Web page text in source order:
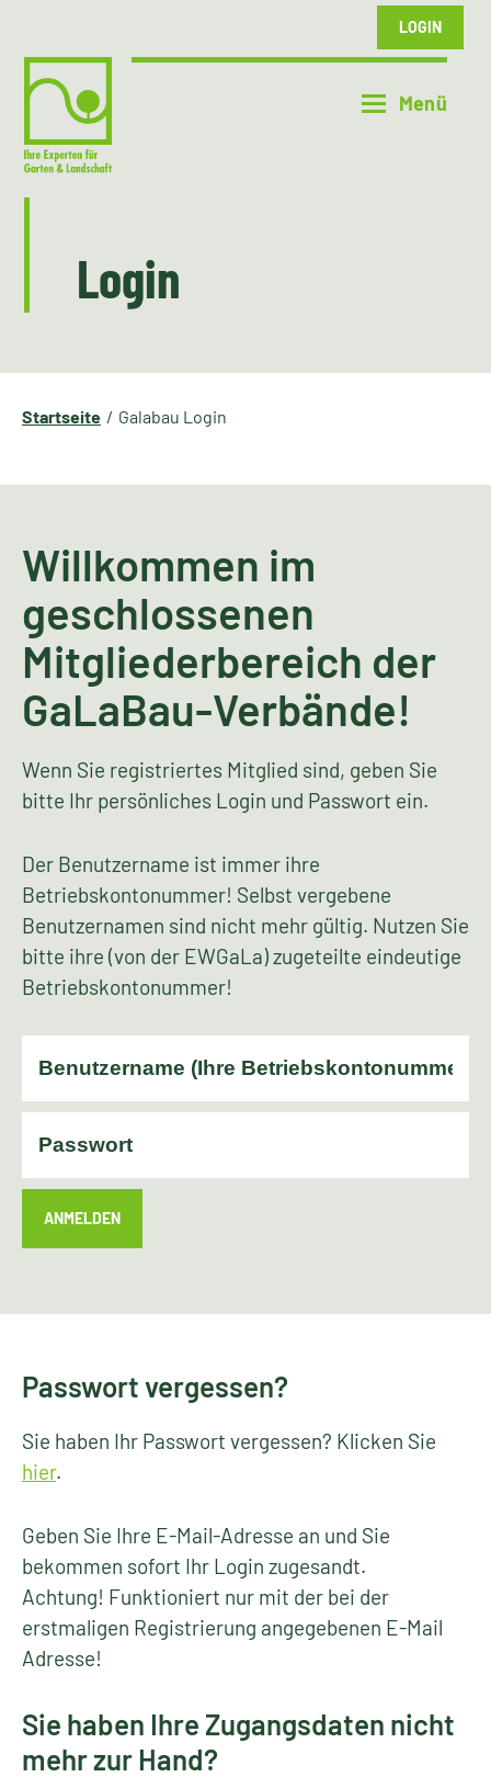
LOGIN
Login
Startseite Galabau Login
Willkommen im
geschlossenen
Mitgliederbereich der
GaLaBau-Verbände!
Wenn Sie registriertes Mitglied sind, geben Sie
bitte Ihr persönliches Login und Passwort ein.
Der Benutzername ist immer ihre
Betriebskontonummer! Selbst vergebene
Benutzernamen sind nicht mehr gültig. Nutzen Sie
bitte ihre (von der EWGaLa) zugeteilte eindeutige
Betriebskontonummer!
ANMELDEN
Passwort vergessen?
Sie haben Ihr Passwort vergessen? Klicken Sie
hier.
Geben Sie Ihre E-Mail-Adresse an und Sie
bekommen sofort Ihr Login zugesandt.
Achtung! Funktioniert nur mit der bei der
erstmaligen Registrierung angegebenen E-Mail
Adresse!
Sie haben Ihre Zugangsdaten nicht
mehr zur Hand?